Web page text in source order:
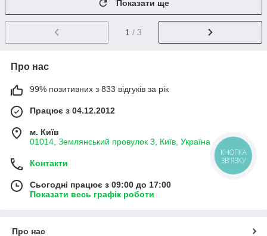
Показати ще
1 / 3
Про нас
99% позитивних з 833 відгуків за рік
Працює з 04.12.2012
м. Київ
01014, Землянський провулок 3, Київ, Україна
Контакти
Сьогодні працює з 09:00 до 17:00
Показати весь графік роботи
Про нас
КНОПКА
ЗВ'ЯЗКУ